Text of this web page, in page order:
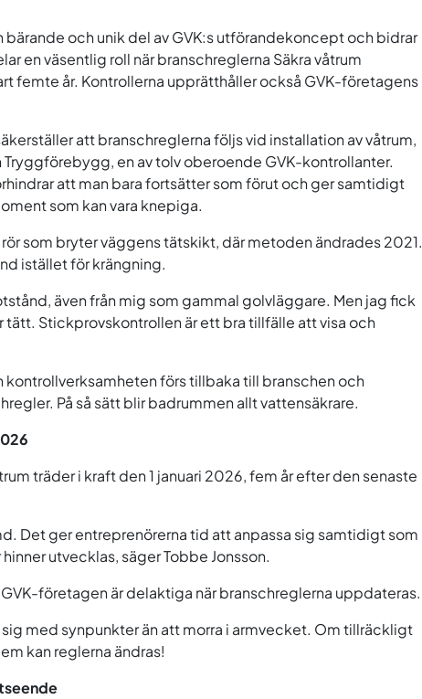
bärande och unik del av GVK:s utförandekoncept och bidrar
en väsentlig roll när branschreglerna Säkra våtrum
femte år. Kontrollerna upprätthåller också GVK-företagens
att branschreglerna följs vid installation av våtrum,
Tryggförebygg, en av tolv oberoende GVK-kontrollanter.
att man bara fortsätter som förut och ger samtidigt
som kan vara knepiga.
som bryter väggens tätskikt, där metoden ändrades 2021.
istället för krängning.
även från mig som gammal golvläggare. Men jag fick
tätt. Stickprovskontrollen är ett bra tillfälle att visa och
kontrollverksamheten förs tillbaka till branschen och
På så sätt blir badrummen allt vattensäkrare.
träder i kraft den 1 januari 2026, fem år efter den senaste
Det ger entreprenörerna tid att anpassa sig samtidigt som
utvecklas, säger Tobbe Jonsson.
företagen är delaktiga när branschreglerna uppdateras.
sig med synpunkter än att morra i armvecket. Om tillräckligt
kan reglerna ändras!